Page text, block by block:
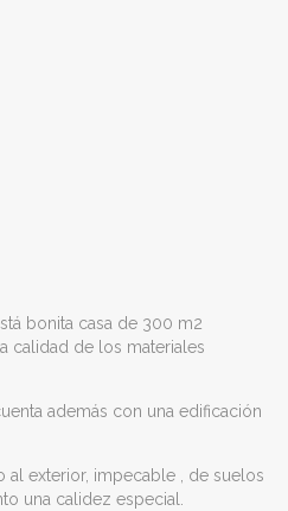
bonita casa de 300 m2
calidad de los materiales
además con una edificación
al exterior, impecable , de suelos
una calidez especial.